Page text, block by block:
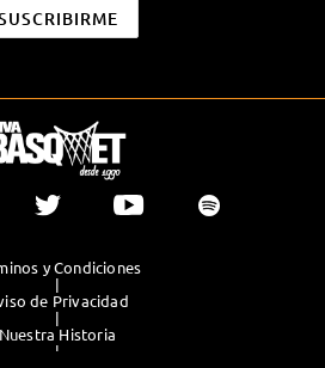
y Condiciones
|
de Privacidad
|
Nuestra Historia
|